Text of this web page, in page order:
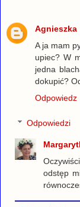
Agnieszka
A ja mam
upiec? W
jedna
dokupić?
Odpowiedz
Odpowiedzi
odstęp